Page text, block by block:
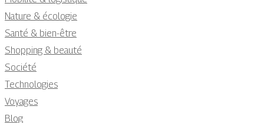
Nature & écologie
Santé & bien-être
Shopping & beauté
Société
Technologies
Voyages
Blog